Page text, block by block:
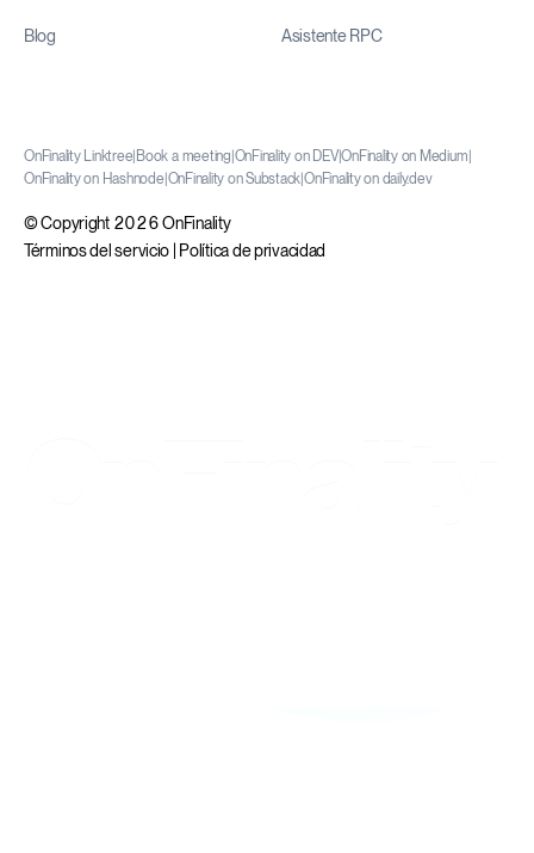
Blog Asistente RPC
OnFinality Linktree Book a meeting OnFinality on DEV|OnFinality on Medium
OnFinality on Hashnode OnFinality on Substack OnFinality on daily.dev
© Copyright 2026 OnFinality
Términos del servicio
Política de privacidad